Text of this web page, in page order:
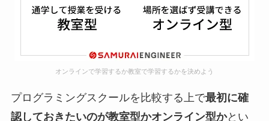
オンラインで学習するか教室で学習するかを決めよう
プログラミングスクールを比較する上で最初に確
認しておきたいのが教室型かオンライン型かとい